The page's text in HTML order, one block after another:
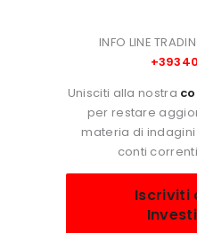
INFO LINE
Unisciti alla nostra
per restare
materia di
conti
Iscriviti